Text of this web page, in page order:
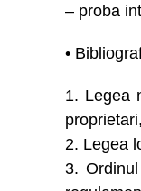
– proba
•
1. Legea
2. Legea
3.